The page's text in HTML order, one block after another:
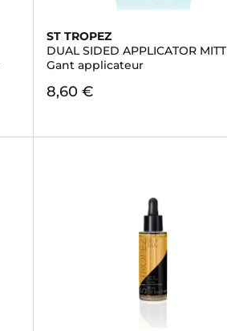
ST TROPEZ
DUAL SIDED APPLICATOR MITT
Gant applicateur
8,60 €